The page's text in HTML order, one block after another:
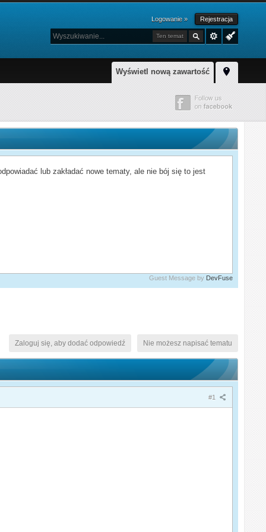
Logowanie » Rejestracja
Ten temat
Wyświetl nową zawartość
lub zakładać nowe tematy, ale nie bój się to jest
Guest Message by DevFuse
Nie możesz napisać tematu
Zaloguj się, aby dodać odpowiedź
#1